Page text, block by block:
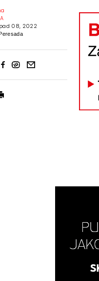
08, 2022